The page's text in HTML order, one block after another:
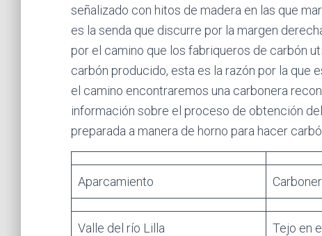
señalizado con hitos de madera en las que
es la senda que discurre por la margen
por el camino que los fabriqueros de carbón
carbón producido, esta es la razón por la que
el camino encontraremos una carbonera
información sobre el proceso de obtención
preparada a manera de horno para hacer
Aparcamiento
Valle del río Lilla
Tejo en